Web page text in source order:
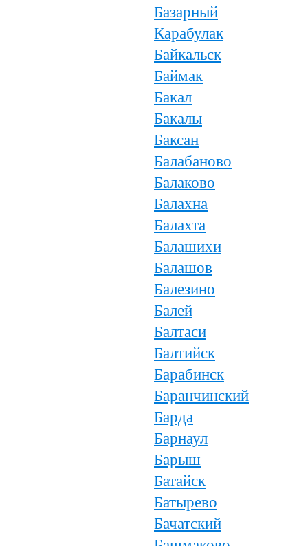
Базарный
Карабулак
Байкальск
Баймак
Бакал
Бакалы
Баксан
Балабаново
Балаково
Балахна
Балахта
Балашихи
Балашов
Балезино
Балей
Балтаси
Балтийск
Барабинск
Баранчинский
Барда
Барнаул
Барыш
Батайск
Батырево
Бачатский